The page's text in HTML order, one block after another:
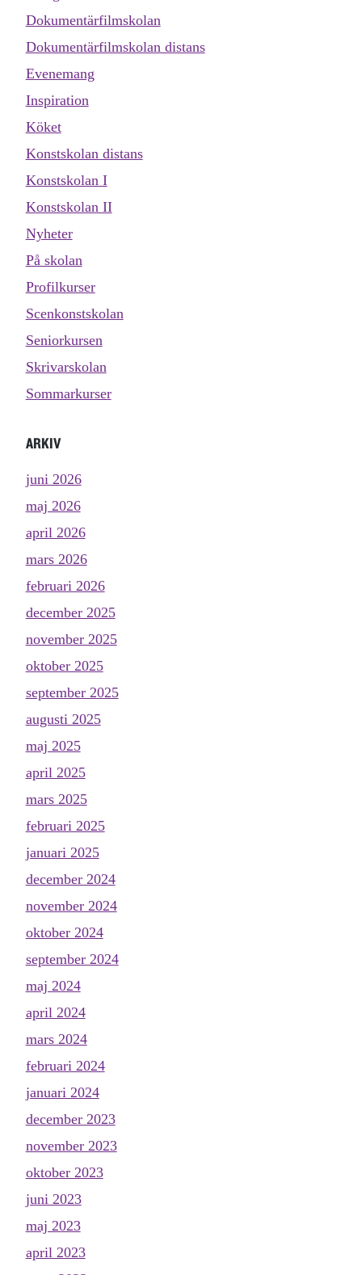
Dokumentärfilmskolan
Dokumentärfilmskolan distans
Evenemang
Inspiration
Köket
Konstskolan distans
Konstskolan I
Konstskolan II
Nyheter
På skolan
Profilkurser
Scenkonstskolan
Seniorkursen
Skrivarskolan
Sommarkurser
ARKIV
juni 2026
maj 2026
april 2026
mars 2026
februari 2026
december 2025
november 2025
oktober 2025
september 2025
augusti 2025
maj 2025
april 2025
mars 2025
februari 2025
januari 2025
december 2024
november 2024
oktober 2024
september 2024
maj 2024
april 2024
mars 2024
februari 2024
januari 2024
december 2023
november 2023
oktober 2023
juni 2023
maj 2023
april 2023